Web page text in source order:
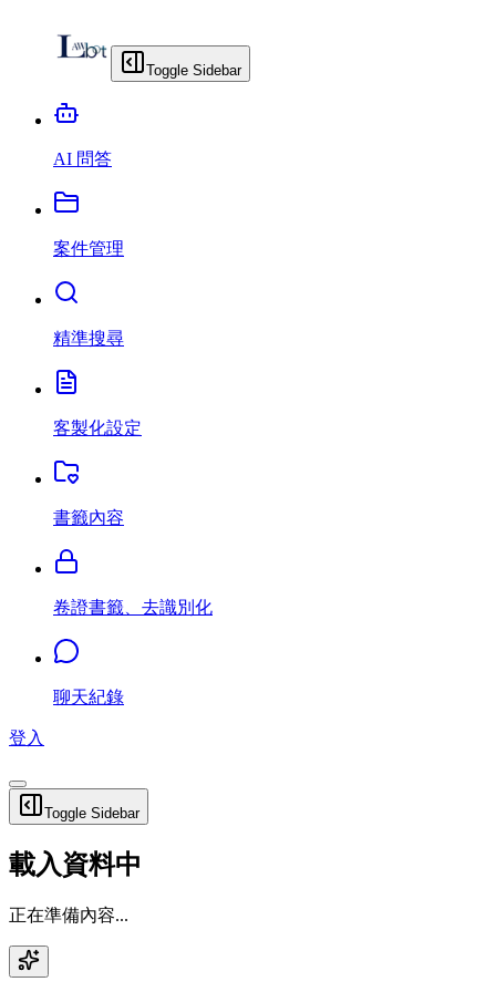
Toggle Sidebar
AI 問答
案件管理
精準搜尋
客製化設定
書籤內容
卷證書籤、去識別化
聊天紀錄
登入
Toggle Sidebar
載入資料中
正在準備內容...